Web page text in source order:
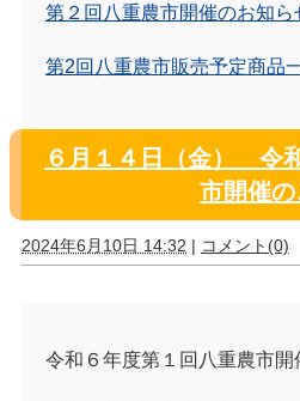
第２回八重農市開催のお知ら
第2回八重農市販売予定商品
６月１４日（金） 令
市開催
2024年6月10日 14:32 | コメント(0)
令和６年度第１回八重農市開